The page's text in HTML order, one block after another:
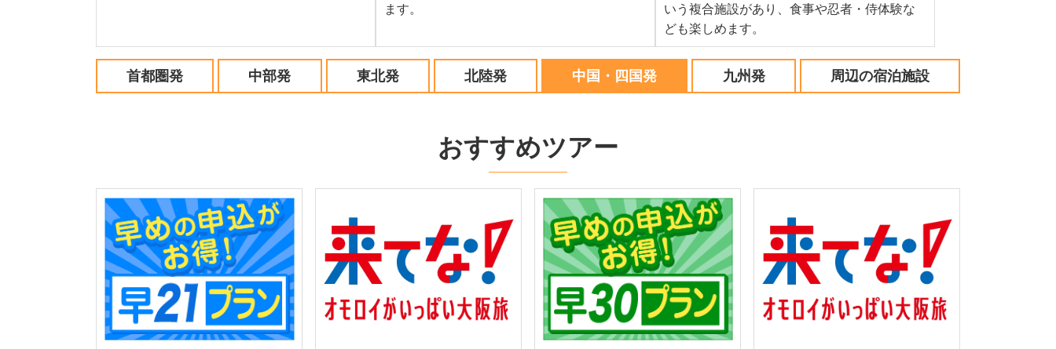
ます。
いう複合施設があり、食事や忍者・侍体験な
ども楽しめます。
首都圏発 中部発 東北発 北陸発 中国・四国発 九州発 周辺の宿泊施設
おすすめツアー